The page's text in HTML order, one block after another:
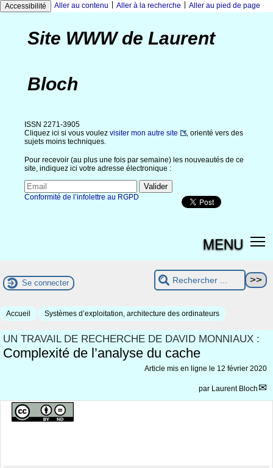
Accessibilité Aller au contenu Aller à la recherche Aller au pied de page
Site WWW de Laurent
Bloch
ISSN 2271-3905
Cliquez ici si vous voulez visiter mon autre site
, orienté vers des
sujets moins techniques.
Pour recevoir (au plus une fois par semaine) les nouveautés de ce
site, indiquez ici votre adresse électronique :
Conformité de l’infolettre au RGPD
MENU
Se connecter
Accueil Systèmes d’exploitation, architecture des ordinateurs
UN TRAVAIL DE RECHERCHE DE DAVID MONNIAUX :
Complexité de l’analyse du cache
Article mis en ligne le 12 février 2020
par Laurent Bloch